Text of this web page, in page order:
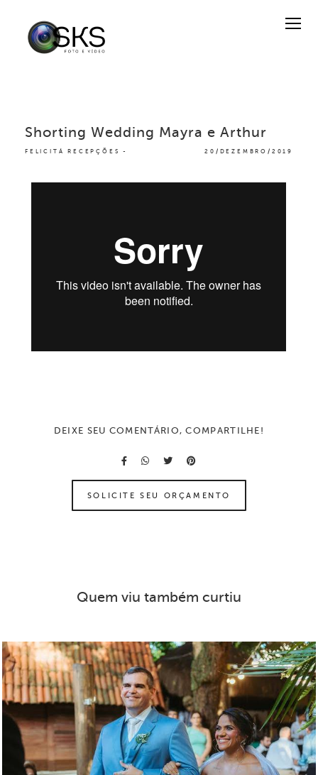
FELICITÁ RECEPÇÕES 20/DEZEMBRO/2019
Shorting Wedding Mayra e Arthur
DEIXE SEU COMENTÁRIO, COMPARTILHE!
SOLICITE SEU ORÇAMENTO
Quem viu também curtiu